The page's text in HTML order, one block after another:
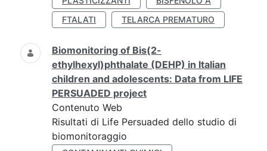
FTALATI
TELARCA PREMATURO
Biomonitoring of Bis(2-
ethylhexyl)phthalate (DEHP) in Italian
children and adolescents: Data from LIFE
PERSUADED project
Contenuto Web
Risultati di Life Persuaded dello studio di
biomonitoraggio